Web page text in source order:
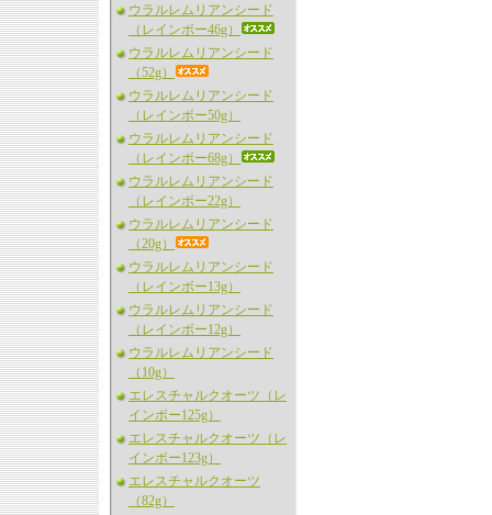
ウラルレムリアンシード
（レインボー46g）
ウラルレムリアンシード
（52g）
ウラルレムリアンシード
（レインボー50g）
ウラルレムリアンシード
（レインボー68g）
ウラルレムリアンシード
（レインボー22g）
ウラルレムリアンシード
（20g）
ウラルレムリアンシード
（レインボー13g）
ウラルレムリアンシード
（レインボー12g）
ウラルレムリアンシード
（10g）
エレスチャルクオーツ（レ
インボー125g）
エレスチャルクオーツ（レ
インボー123g）
エレスチャルクオーツ
（82g）